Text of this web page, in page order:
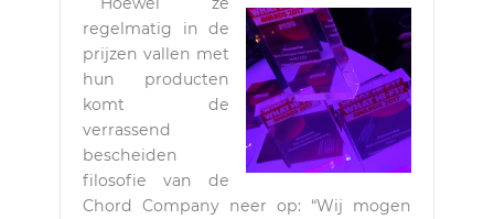
regelmatig in de
prijzen vallen met
hun producten
komt de
verrassend
bescheiden
filosofie van de
Chord Company neer op: “Wij mogen